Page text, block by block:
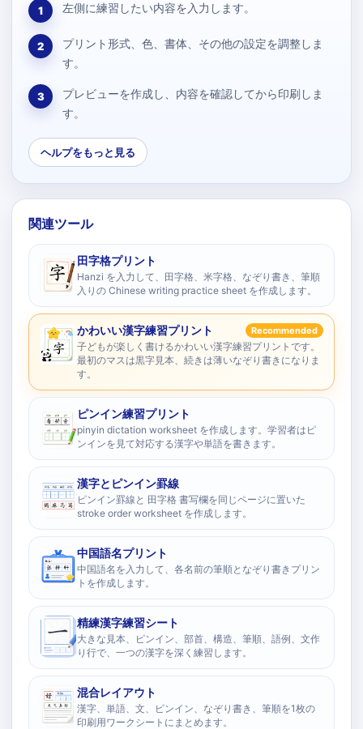
1 左側に練習したい内容を入力します。
2
プリント形式、色、書体、その他の設定を調整しま
す。
3
プレビューを作成し、内容を確認してから印刷しま
す。
ヘルプをもっと見る
関連ツール
田字格プリント
Hanzi を入力して、田字格、米字格、なぞり書き、筆順
入りの Chinese writing practice sheet を作成します。
かわいい漢字練習プリント Recommended
子どもが楽しく書けるかわいい漢字練習プリントです。
最初のマスは黒字見本、続きは薄いなぞり書きになりま
す。
ピンイン練習プリント
pinyin dictation worksheet を作成します。学習者はピ
ンインを見て対応する漢字や単語を書きます。
漢字とピンイン罫線
ピンイン罫線と 田字格 書写欄を同じページに置いた
stroke order worksheet を作成します。
中国語名プリント
中国語名を入力して、各名前の筆順となぞり書きプリン
トを作成します。
精練漢字練習シート
大きな見本、ピンイン、部首、構造、筆順、語例、文作
り行で、一つの漢字を深く練習します。
混合レイアウト
漢字、単語、文、ピンイン、なぞり書き、筆順を1枚の
印刷用ワークシートにまとめます。